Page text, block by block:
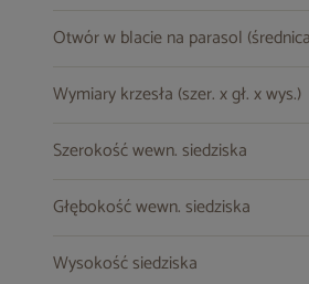
Otwór w blacie na parasol
Wymiary krzesła (szer. x gł. x wys.)
Szerokość wewn. siedziska
Głębokość wewn. siedziska
Wysokość siedziska